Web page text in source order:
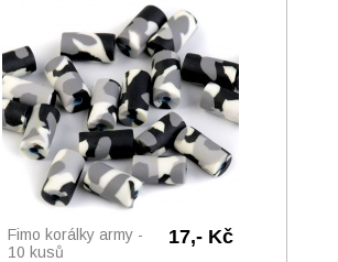
Fimo korálky army -
10 kusů
17,- Kč